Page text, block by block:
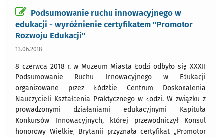
Podsumowanie ruchu innowacyjnego w
edukacji - wyróżnienie certyfikatem "Promotor
Rozwoju Edukacji"
13.06.2018
8 czerwca 2018 r. w Muzeum Miasta Łodzi odbyło się XXXII
Podsumowanie Ruchu Innowacyjnego w Edukacji
organizowane przez Łódzkie Centrum Doskonalenia
Nauczycieli Kształcenia Praktycznego w Łodzi. W związku z
prowadzonymi działaniami edukacyjnymi Kapituła
Konkursów Innowacyjnych, której przewodniczył Konsul
honorowy Wielkiej Brytanii przyznała certyfikat „Promotor